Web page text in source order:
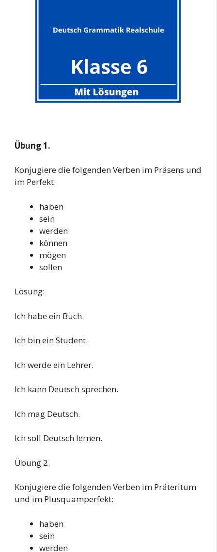
Übung 1.
Konjugiere die folgenden Verben im Präsens und
im Perfekt:
haben
sein
werden
können
mögen
sollen
Lösung:
Ich habe ein Buch.
Ich bin ein Student.
Ich werde ein Lehrer.
Ich kann Deutsch sprechen.
Ich mag Deutsch.
Ich soll Deutsch lernen.
Übung 2.
Konjugiere die folgenden Verben im Präteritum
und im Plusquamperfekt:
haben
sein
werden